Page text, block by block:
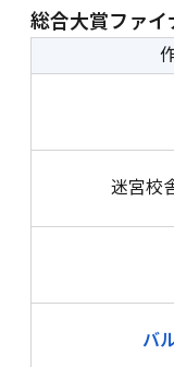
総合大賞ファ
迷宮校
バ